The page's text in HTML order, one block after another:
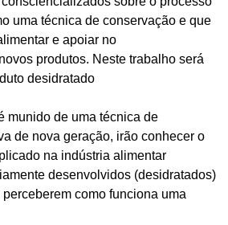
uma técnica de conservação e que
e apoiar no
produtos. Neste trabalho será
desidratado
munido de uma técnica de
de nova geração, irão conhecer o
na indústria alimentar
desenvolvidos (desidratados)
como funciona uma